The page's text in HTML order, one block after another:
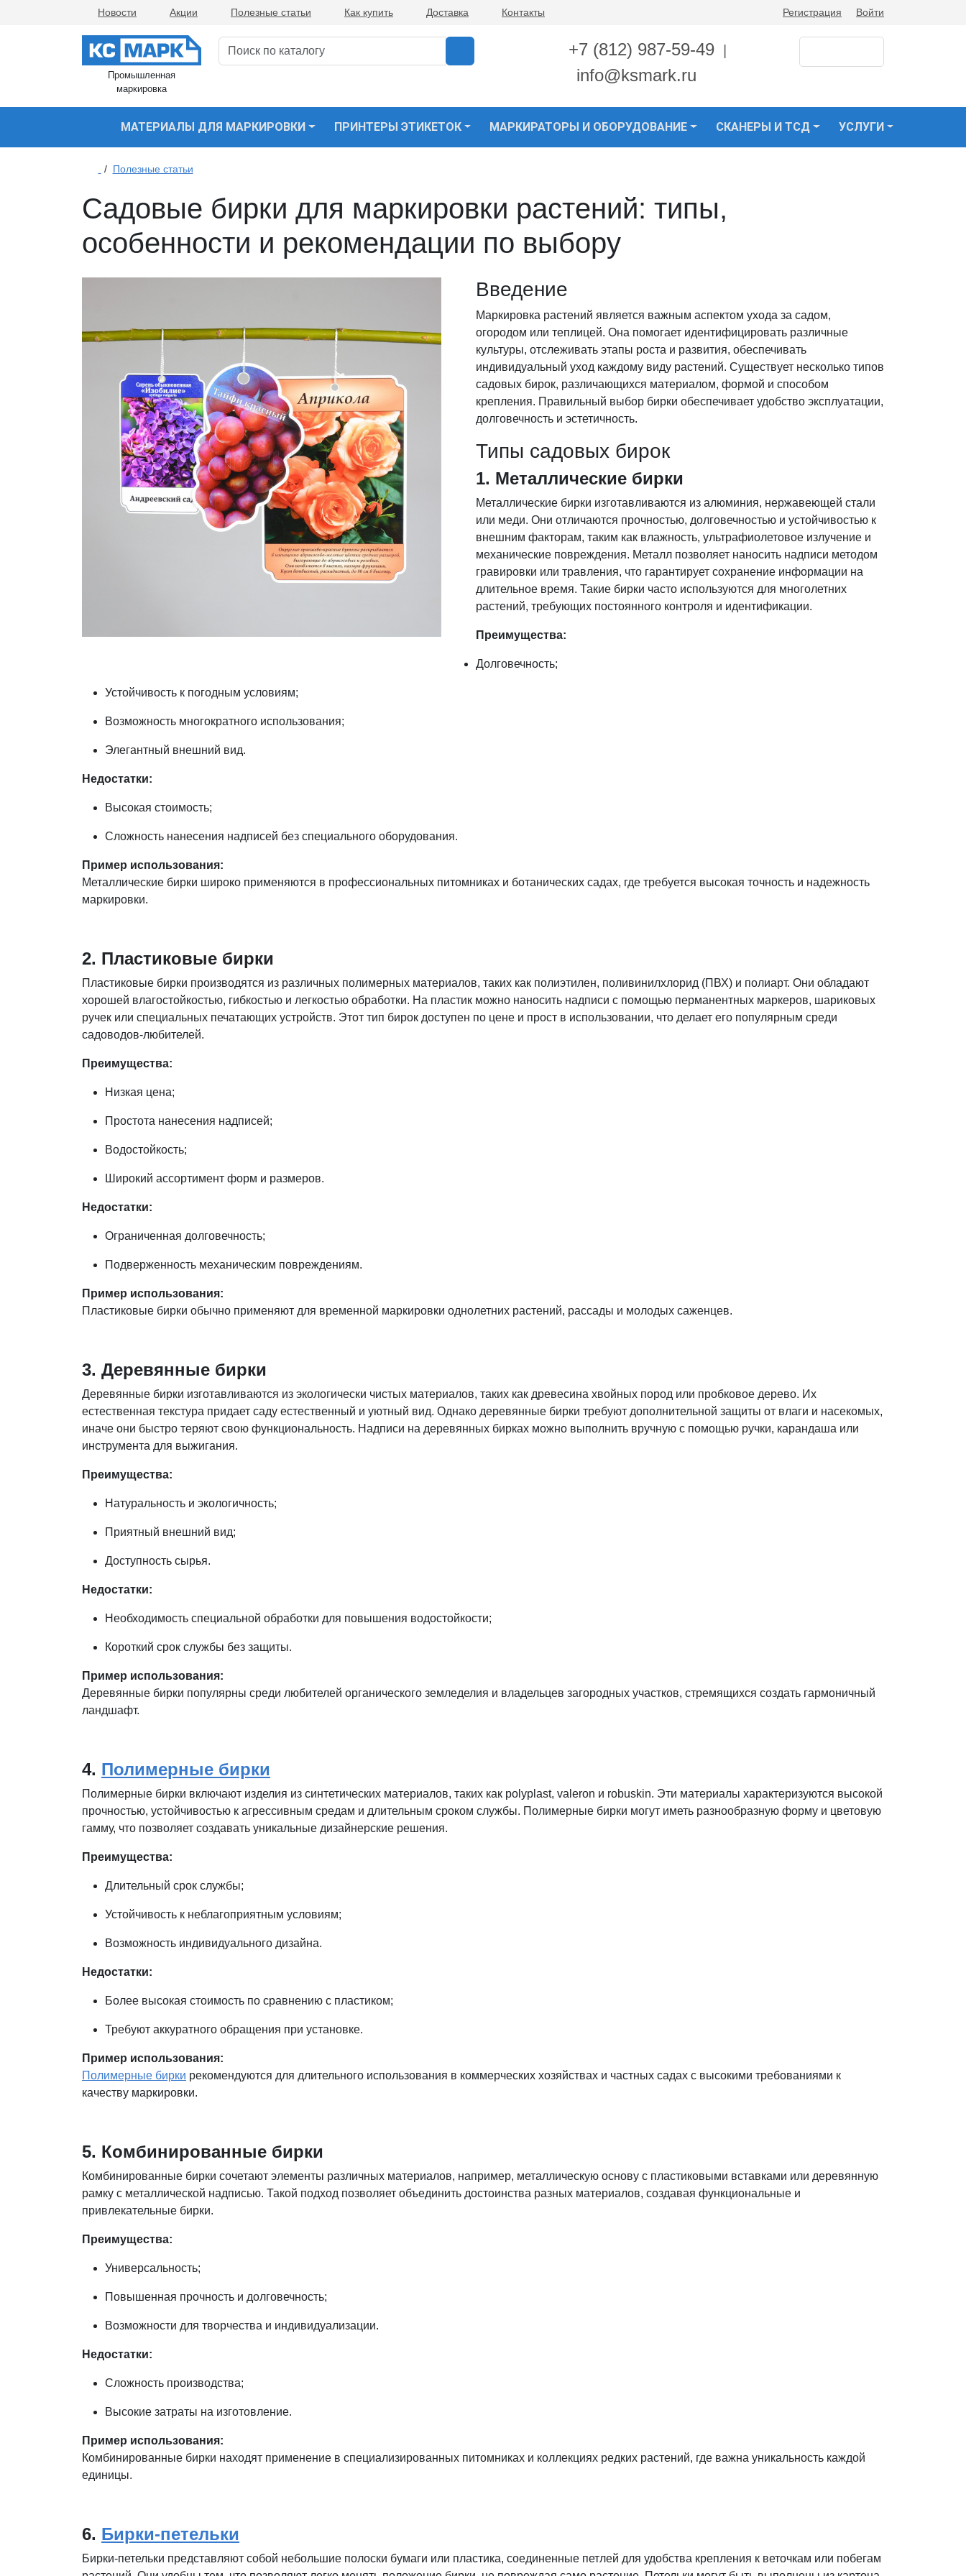
Новости Акции Полезные статьи Как купить Доставка Контакты Регистрация Войти
Промышленная
маркировка
+7 (812) 987-59-49
info@ksmark.ru
МАТЕРИАЛЫ ДЛЯ МАРКИРОВКИ ПРИНТЕРЫ ЭТИКЕТОК МАРКИРАТОРЫ И ОБОРУДОВАНИЕ СКАНЕРЫ И ТСД УСЛУГИ
/ Полезные статьи
Садовые бирки для маркировки растений: типы,
особенности и рекомендации по выбору
Введение
Маркировка растений является важным аспектом ухода за садом,
огородом или теплицей. Она помогает идентифицировать различные
культуры, отслеживать этапы роста и развития, обеспечивать
индивидуальный уход каждому виду растений. Существует несколько типов
садовых бирок, различающихся материалом, формой и способом
крепления. Правильный выбор бирки обеспечивает удобство эксплуатации,
долговечность и эстетичность.
Типы садовых бирок
1. Металлические бирки
Металлические бирки изготавливаются из алюминия, нержавеющей стали
или меди. Они отличаются прочностью, долговечностью и устойчивостью к
внешним факторам, таким как влажность, ультрафиолетовое излучение и
механические повреждения. Металл позволяет наносить надписи методом
гравировки или травления, что гарантирует сохранение информации на
длительное время. Такие бирки часто используются для многолетних
растений, требующих постоянного контроля и идентификации.
Преимущества:
Долговечность;
Устойчивость к погодным условиям;
Возможность многократного использования;
Элегантный внешний вид.
Недостатки:
Высокая стоимость;
Сложность нанесения надписей без специального оборудования.
Пример использования:
Металлические бирки широко применяются в профессиональных питомниках и ботанических садах, где требуется высокая точность и надежность
маркировки.
2. Пластиковые бирки
Пластиковые бирки производятся из различных полимерных материалов, таких как полиэтилен, поливинилхлорид (ПВХ) и полиарт. Они обладают
хорошей влагостойкостью, гибкостью и легкостью обработки. На пластик можно наносить надписи с помощью перманентных маркеров, шариковых
ручек или специальных печатающих устройств. Этот тип бирок доступен по цене и прост в использовании, что делает его популярным среди
садоводов-любителей.
Преимущества:
Низкая цена;
Простота нанесения надписей;
Водостойкость;
Широкий ассортимент форм и размеров.
Недостатки:
Ограниченная долговечность;
Подверженность механическим повреждениям.
Пример использования:
Пластиковые бирки обычно применяют для временной маркировки однолетних растений, рассады и молодых саженцев.
3. Деревянные бирки
Деревянные бирки изготавливаются из экологически чистых материалов, таких как древесина хвойных пород или пробковое дерево. Их
естественная текстура придает саду естественный и уютный вид. Однако деревянные бирки требуют дополнительной защиты от влаги и насекомых,
иначе они быстро теряют свою функциональность. Надписи на деревянных бирках можно выполнить вручную с помощью ручки, карандаша или
инструмента для выжигания.
Преимущества:
Натуральность и экологичность;
Приятный внешний вид;
Доступность сырья.
Недостатки:
Необходимость специальной обработки для повышения водостойкости;
Короткий срок службы без защиты.
Пример использования:
Деревянные бирки популярны среди любителей органического земледелия и владельцев загородных участков, стремящихся создать гармоничный
ландшафт.
4. Полимерные бирки
Полимерные бирки включают изделия из синтетических материалов, таких как polyplast, valeron и robuskin. Эти материалы характеризуются высокой
прочностью, устойчивостью к агрессивным средам и длительным сроком службы. Полимерные бирки могут иметь разнообразную форму и цветовую
гамму, что позволяет создавать уникальные дизайнерские решения.
Преимущества:
Длительный срок службы;
Устойчивость к неблагоприятным условиям;
Возможность индивидуального дизайна.
Недостатки:
Более высокая стоимость по сравнению с пластиком;
Требуют аккуратного обращения при установке.
Пример использования:
Полимерные бирки рекомендуются для длительного использования в коммерческих хозяйствах и частных садах с высокими требованиями к
качеству маркировки.
5. Комбинированные бирки
Комбинированные бирки сочетают элементы различных материалов, например, металлическую основу с пластиковыми вставками или деревянную
рамку с металлической надписью. Такой подход позволяет объединить достоинства разных материалов, создавая функциональные и
привлекательные бирки.
Преимущества:
Универсальность;
Повышенная прочность и долговечность;
Возможности для творчества и индивидуализации.
Недостатки:
Сложность производства;
Высокие затраты на изготовление.
Пример использования:
Комбинированные бирки находят применение в специализированных питомниках и коллекциях редких растений, где важна уникальность каждой
единицы.
6. Бирки-петельки
Бирки-петельки представляют собой небольшие полоски бумаги или пластика, соединенные петлей для удобства крепления к веточкам или побегам